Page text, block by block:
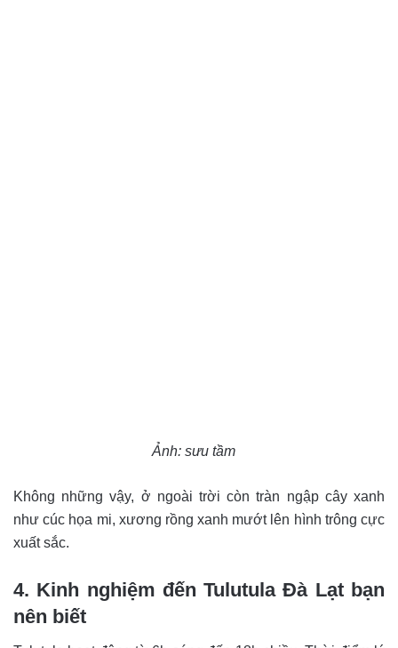
Ảnh: sưu tầm
Không những vậy, ở ngoài trời còn tràn ngập cây xanh
như cúc họa mi, xương rồng xanh mướt lên hình trông cực
xuất sắc.
4. Kinh nghiệm đến Tulutula Đà Lạt bạn
nên biết